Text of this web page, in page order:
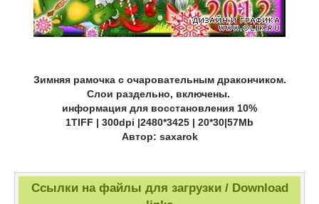
Зимняя рамочка с очаровательным дракончиком.
Слои раздельно, включены.
информация для восстановления 10%
1TIFF | 300dpi |2480*3425 | 20*30|57Mb
Автор: saxarok
Ссылки на файлы для загрузки / Download